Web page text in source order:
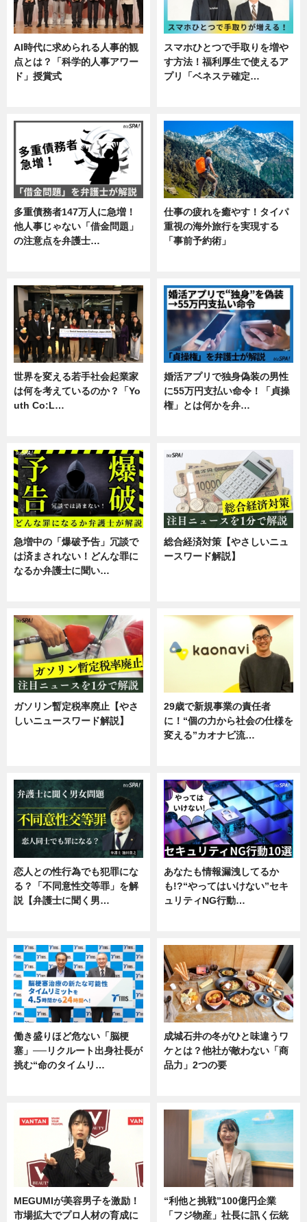
AI時代に求められる人事的観
点とは？「科学的人事アワー
ド」授賞式
スマホひとつで手取りを増や
す方法！福利厚生で使えるア
プリ「ベネステ確定…
多重債務者147万人に急増！
他人事じゃない「借金問題」
の注意点を弁護士…
仕事の疲れを癒やす！タイパ
重視の海外旅行を実現する
「事前予約術」
世界を変える若手社会起業家
は何を考えているのか？「Yo
uth Co:L…
婚活アプリで独身偽装の男性
に55万円支払い命令！「貞操
権」とは何かを弁…
急増中の「爆破予告」冗談で
は済まされない！どんな罪に
なるか弁護士に聞い…
総合経済対策【やさしいニュ
ースワード解説】
ガソリン暫定税率廃止【やさ
しいニュースワード解説】
29歳で新規事業の責任者
に！“個の力から社会の仕様を
変える”カオナビ流…
恋人との性行為でも犯罪にな
る？「不同意性交等罪」を解
説【弁護士に聞く男…
あなたも情報漏洩してるか
も!?“やってはいけない”セキ
ュリティNG行動…
働き盛りほど危ない「脳梗
塞」──リクルート出身社長が
挑む“命のタイムリ…
成城石井の冬がひと味違うワ
ケとは？他社が敵わない「商
品力」2つの要
MEGUMIが美容男子を激励！
市場拡大でプロ人材の育成に
“利他と挑戦”100億円企業
「フジ物産」社長に訊く伝統